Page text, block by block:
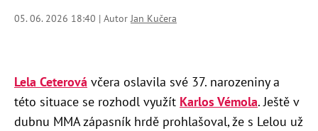
05. 06. 2026 18:40 | AutorJan Kučera
Lela Ceterová včera oslavila své 37. narozeniny a
této situace se rozhodl využít Karlos Vémola. Ještě v
dubnu MMA zápasník hrdě prohlašoval, že s Lelou už